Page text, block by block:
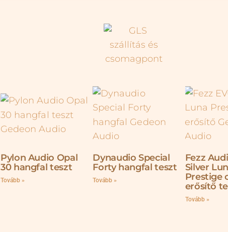
Pylon Audio Opal
30 hangfal teszt
Tovább »
Dynaudio Special
Forty hangfal teszt
Tovább »
Fezz
Silver
Prestige
erősítő
Tovább »